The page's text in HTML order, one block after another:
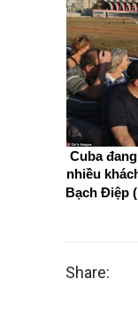
Cuba
nhiều
Bạch Điệp
Share: